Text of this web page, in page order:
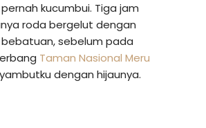
kucumbui. Tiga jam
roda bergelut dengan
sebelum pada
Taman Nasional Meru
dengan hijaunya.